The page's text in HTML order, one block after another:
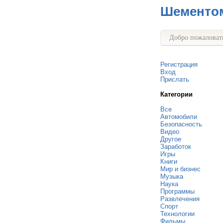
Добро
Регистрация
Вход
Прислать
Категории
Все
Автомобили
Безопасность
Видео
Другое
Заработок
Игры
Книги
Мир и бизнес
Музыка
Наука
Программы
Развлечения
Спорт
Технологии
Фильмы